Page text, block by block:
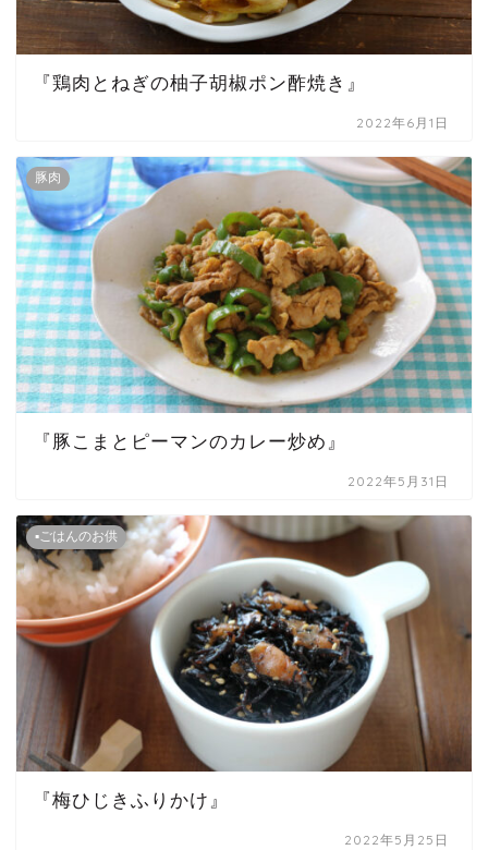
『鶏肉とねぎの柚子胡椒ポン酢焼き』
2022年6月1日
豚肉
『豚こまとピーマンのカレー炒め』
2022年5月31日
▪ごはんのお供
『梅ひじきふりかけ』
2022年5月25日